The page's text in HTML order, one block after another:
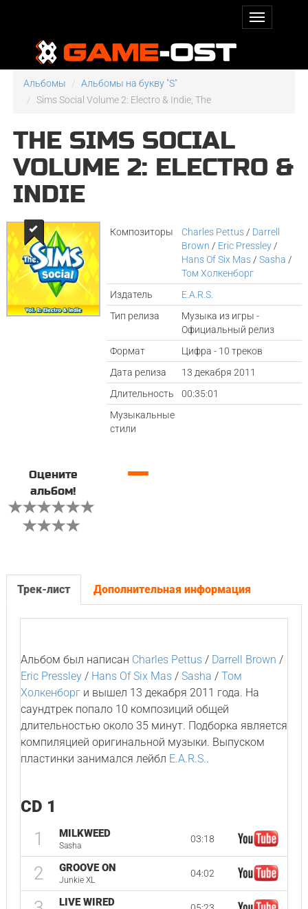
Альбомы
Альбомы на букву "S"
Sims Social Volume 2: Electro & Indie, The
THE SIMS SOCIAL
VOLUME 2: ELECTRO &
INDIE
Композиторы Charles Pettus / Darrell
Brown / Eric Pressley /
Hans Of Six Mas /Sasha /
Том Холкенборг
Издатель
E.A.R.S.
Тип релиза
Музыка из игры -
Официальный релиз
Формат
Цифра - 10 треков
Дата релиза
13 декабря 2011
Длительность
00:35:01
Музыкальные
стили
Оцените
альбом!
—
Трек-лист Дополнительная информация
Альбом был написан Charles Pettus/ Darrell Brown /
Eric Pressley/ Hans Of Six Mas/ Sasha / Том
Холкенборги вышел 13 декабря 2011 года. На
саундтрек попало 10 композиций общей
длительностью около 35 минут. Подборка является
компиляцией оригинальной музыки. Выпуском
пластинки занимался лейбл E.A.R.S..
CD 1
1 MILKWEED
Sasha
03:18
2 GROOVE ON
Junkie XL
04:02
LIVE WIRED